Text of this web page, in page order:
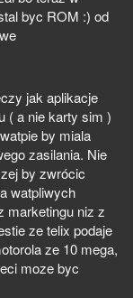
byc ROM :) od
jak aplikacje
( a nie karty sim )
by miala
zasilania. Nie
by zwrócic
watpliwych
marketingu niz z
ze telix podaje
ze 10 mega,
moze byc